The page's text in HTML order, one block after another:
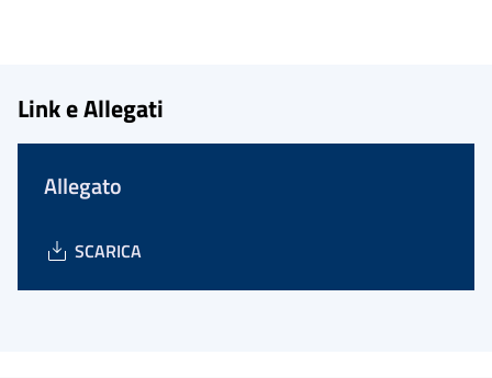
Link e Allegati
Allegato
SCARICA